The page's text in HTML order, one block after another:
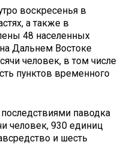
воскресенья в
а также в
48 населенных
Дальнем Востоке
человек, в том числе
пунктов временного
паводка
человек, 930 единиц
и шесть